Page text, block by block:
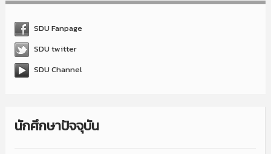
SDU Fanpage
SDU twitter
SDU Channel
นักศึกษาปัจจุบัน